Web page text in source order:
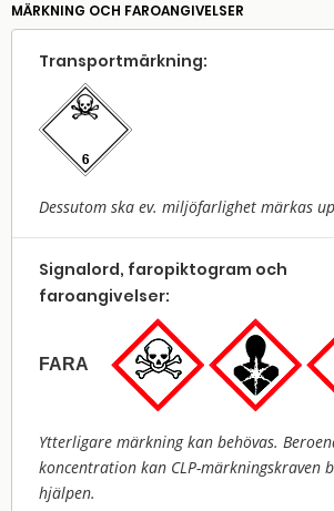
MÄRKNING OCH FAROANGIVELSER
Transport­märkning:
Dessutom ska ev. miljöfarlighet märkas
Signalord, faropiktogram och
faroangivelser:
FARA
Ytterligare märkning kan behövas.
koncentration kan CLP-märkningskraven
hjälpen.